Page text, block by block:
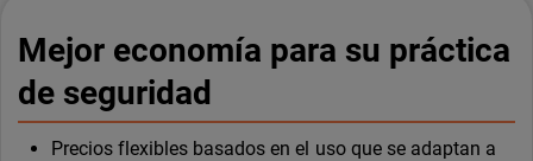
Mejor economía para su práctica
de seguridad
Precios flexibles basados en el uso que se adaptan a